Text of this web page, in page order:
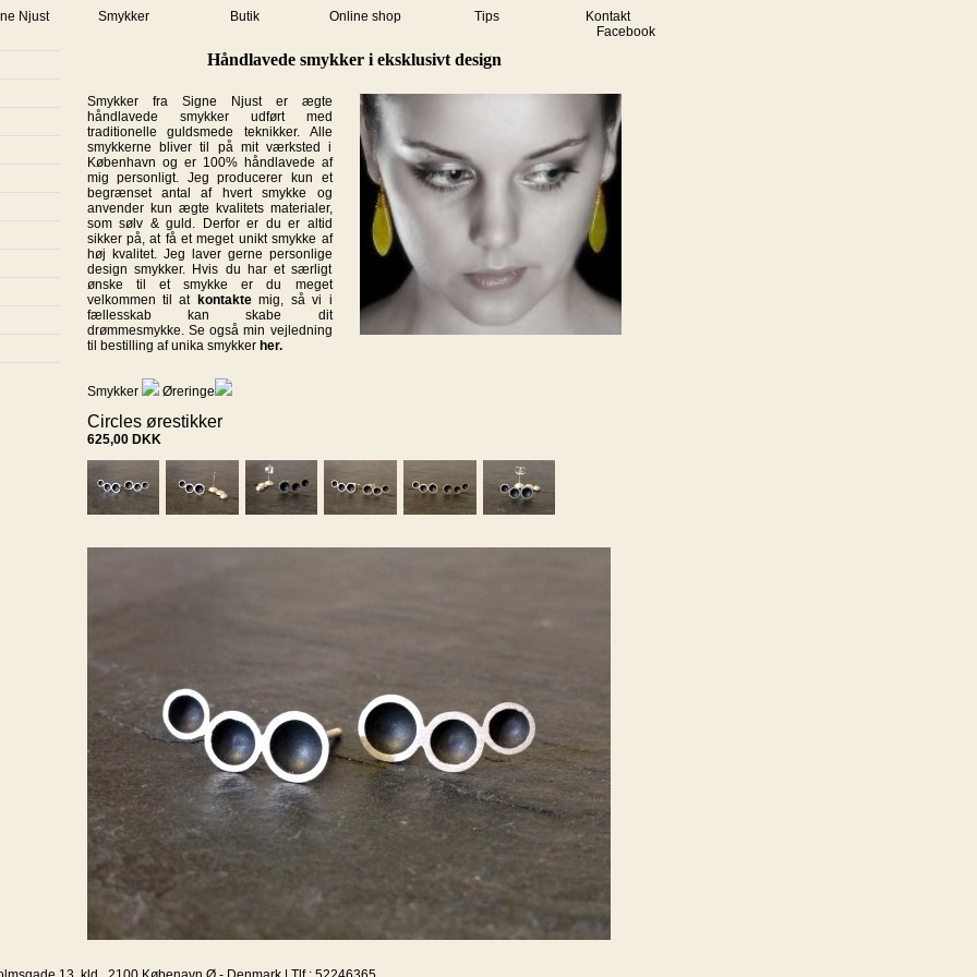
Njust Smykker Butik Online shop Tips
Kontakt
Facebook
Håndlavede smykker i eksklusivt design
Smykker fra Signe Njust er ægte
håndlavede smykker udført med
traditionelle guldsmede teknikker. Alle
smykkerne bliver til på mit værksted i
København og er 100% håndlavede af
mig personligt. Jeg producerer kun et
begrænset antal af hvert smykke og
anvender kun ægte kvalitets materialer,
som sølv & guld. Derfor er du er altid
sikker på, at få et meget unikt smykke af
høj kvalitet. Jeg laver gerne personlige
design smykker. Hvis du har et særligt
ønske til et smykke er du meget
velkommen til at kontaktemig, så vi i
fællesskab kan skabe dit
drømmesmykke. Se også min vejledning
til bestilling af unika smykker her.
Smykker Øreringe
Circles ørestikker
625,00DKK